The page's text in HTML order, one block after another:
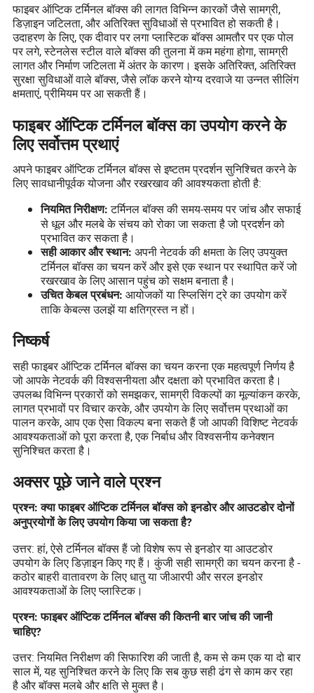
फाइबर ऑप्टिक टर्मिनल बॉक्स की लागत विभिन्न कारकों जैसे सामग्री,
डिज़ाइन जटिलता, और अतिरिक्त सुविधाओं से प्रभावित हो सकती है।
उदाहरण के लिए, एक दीवार पर लगा प्लास्टिक बॉक्स आमतौर पर एक पोल
पर लगे, स्टेनलेस स्टील वाले बॉक्स की तुलना में कम महंगा होगा, सामग्री
लागत और निर्माण जटिलता में अंतर के कारण। इसके अतिरिक्त, अतिरिक्त
सुरक्षा सुविधाओं वाले बॉक्स, जैसे लॉक करने योग्य दरवाजे या उन्नत सीलिंग
क्षमताएं, प्रीमियम पर आ सकती हैं।
फाइबर ऑप्टिक टर्मिनल बॉक्स का उपयोग करने के
लिए सर्वोत्तम प्रथाएं
अपने फाइबर ऑप्टिक टर्मिनल बॉक्स से इष्टतम प्रदर्शन सुनिश्चित करने के
लिए सावधानीपूर्वक योजना और रखरखाव की आवश्यकता होती है:
नियमित निरीक्षण: टर्मिनल बॉक्स की समय-समय पर जांच और सफाई
से धूल और मलबे के संचय को रोका जा सकता है जो प्रदर्शन को
प्रभावित कर सकता है।
सही आकार और स्थान: अपनी नेटवर्क की क्षमता के लिए उपयुक्त
टर्मिनल बॉक्स का चयन करें और इसे एक स्थान पर स्थापित करें जो
रखरखाव के लिए आसान पहुंच को सक्षम बनाता है।
उचित केबल प्रबंधन: आयोजकों या स्प्लिसिंग ट्रे का उपयोग करें
ताकि केबल्स उलझें या क्षतिग्रस्त न हों।
निष्कर्ष
सही फाइबर ऑप्टिक टर्मिनल बॉक्स का चयन करना एक महत्वपूर्ण निर्णय है
जो आपके नेटवर्क की विश्वसनीयता और दक्षता को प्रभावित करता है।
उपलब्ध विभिन्न प्रकारों को समझकर, सामग्री विकल्पों का मूल्यांकन करके,
लागत प्रभावों पर विचार करके, और उपयोग के लिए सर्वोत्तम प्रथाओं का
पालन करके, आप एक ऐसा विकल्प बना सकते हैं जो आपकी विशिष्ट नेटवर्क
आवश्यकताओं को पूरा करता है, एक निर्बाध और विश्वसनीय कनेक्शन
सुनिश्चित करता है।
अक्सर पूछे जाने वाले प्रश्न
प्रश्न: क्या फाइबर ऑप्टिक टर्मिनल बॉक्स को इनडोर और आउटडोर दोनों
अनुप्रयोगों के लिए उपयोग किया जा सकता है?
उत्तर: हां, ऐसे टर्मिनल बॉक्स हैं जो विशेष रूप से इनडोर या आउटडोर
उपयोग के लिए डिज़ाइन किए गए हैं। कुंजी सही सामग्री का चयन करना है -
कठोर बाहरी वातावरण के लिए धातु या जीआरपी और सरल इनडोर
आवश्यकताओं के लिए प्लास्टिक।
प्रश्न: फाइबर ऑप्टिक टर्मिनल बॉक्स की कितनी बार जांच की जानी
चाहिए?
उत्तर: नियमित निरीक्षण की सिफारिश की जाती है, कम से कम एक या दो बार
साल में, यह सुनिश्चित करने के लिए कि सब कुछ सही ढंग से काम कर रहा
है और बॉक्स मलबे और क्षति से मुक्त है।